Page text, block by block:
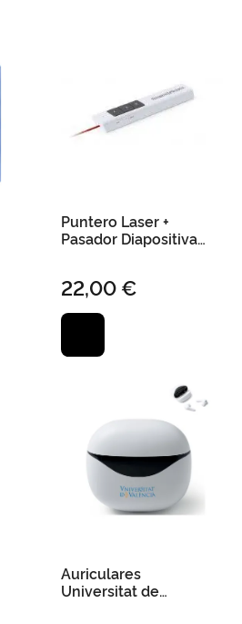
Puntero Laser +
Pasador Diapositivas
22,00 €
Auriculares
Universitat de